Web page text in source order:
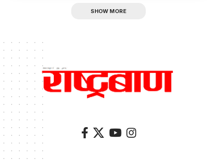
SHOW MORE